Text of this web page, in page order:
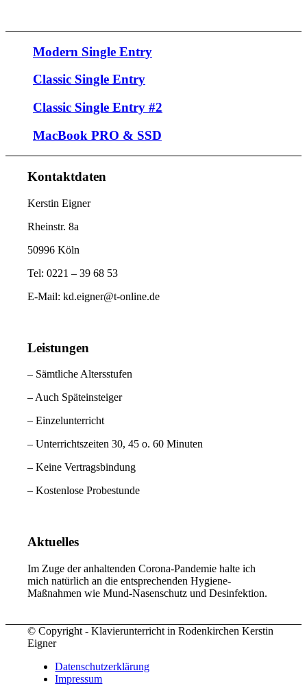
Modern Single Entry
Classic Single Entry
Classic Single Entry #2
MacBook PRO & SSD
Kontaktdaten
Kerstin Eigner
Rheinstr. 8a
50996 Köln
Tel: 0221 – 39 68 53
E-Mail: kd.eigner@t-online.de
Leistungen
– Sämtliche Altersstufen
– Auch Späteinsteiger
– Einzelunterricht
– Unterrichtszeiten 30, 45 o. 60 Minuten
– Keine Vertragsbindung
– Kostenlose Probestunde
Aktuelles
Im Zuge der anhaltenden Corona-Pandemie halte ich
mich natürlich an die entsprechenden Hygiene-
Maßnahmen wie Mund-Nasenschutz und Desinfektion.
© Copyright - Klavierunterricht in Rodenkirchen Kerstin
Eigner
Datenschutzerklärung
Impressum